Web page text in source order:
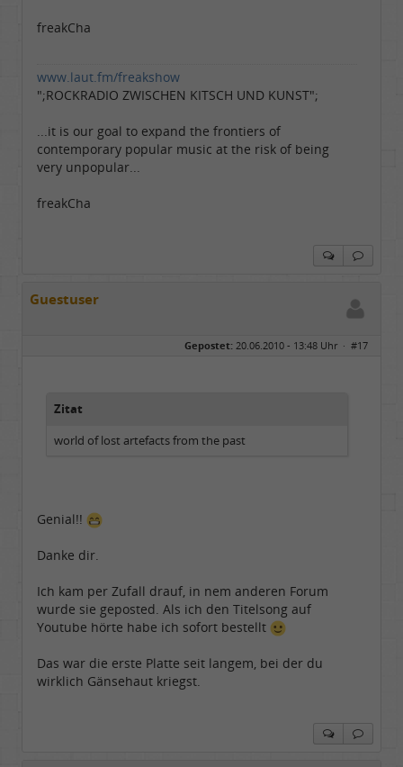
freakCha
www.laut.fm/freakshow
";ROCKRADIO ZWISCHEN KITSCH UND KUNST";
...it is our goal to expand the frontiers of
contemporary popular music at the risk of being
very unpopular...
freakCha
Guestuser
Gepostet: 20.06.2010 - 13:48 Uhr · #17
Zitat
world of lost artefacts from the past
Genial!!
Danke dir.
Ich kam per Zufall drauf, in nem anderen Forum
wurde sie geposted. Als ich den Titelsong auf
Youtube hörte habe ich sofort bestellt
Das war die erste Platte seit langem, bei der du
wirklich Gänsehaut kriegst.